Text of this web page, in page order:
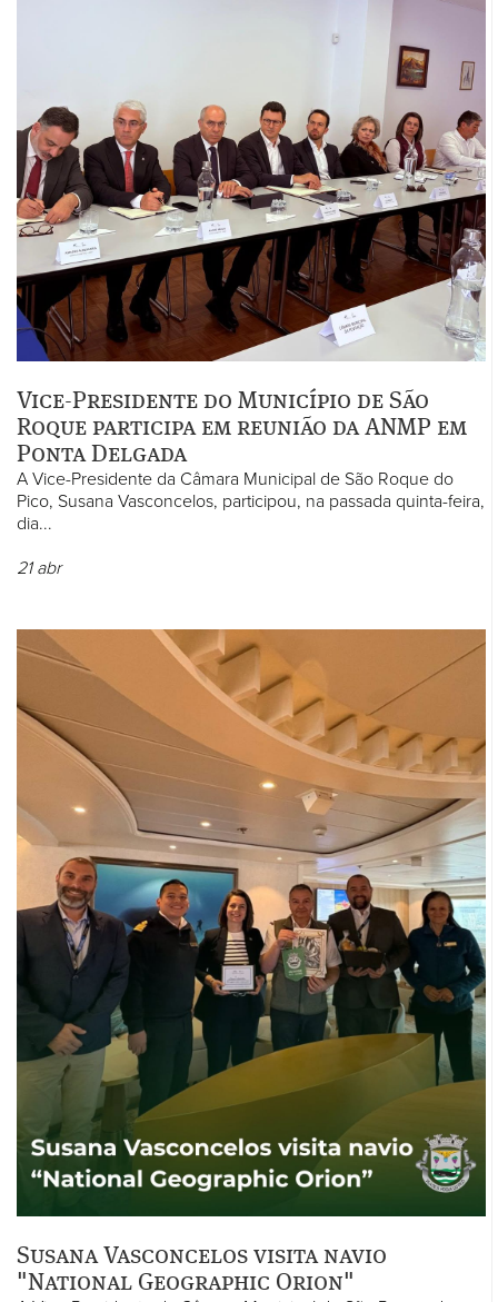
Vice-Presidente do Município de São
Roque participa em reunião da ANMP em
Ponta Delgada
A Vice-Presidente da Câmara Municipal de São Roque do
Pico, Susana Vasconcelos, participou, na passada quinta-feira,
dia...
21 abr
Susana Vasconcelos visita navio
"National Geographic Orion"